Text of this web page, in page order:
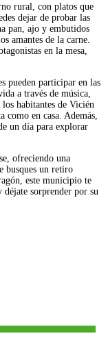
rural, con platos que
dejar de probar las
pan, ajo y embutidos
amantes de la carne.
en la mesa,
pueden participar en las
a través de música,
habitantes de Vicién
como en casa. Además,
un día para explorar
ofreciendo una
busques un retiro
este municipio te
sorprender por su